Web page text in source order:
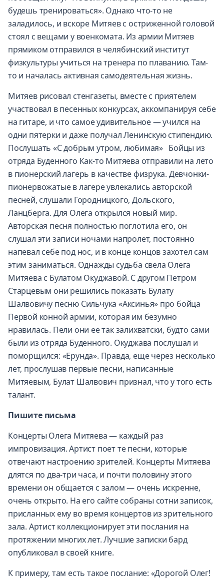
будешь тренироваться». Однако что-то не
заладилось, и вскоре Митяев с остриженной головой
стоял с вещами у военкомата. Из армии Митяев
прямиком отправился в челябинский институт
физкультуры учиться на тренера по плаванию. Там-
то и началась активная самодеятельная жизнь.
Митяев рисовал стенгазеты, вместе с приятелем
участвовал в песенных конкурсах, аккомпанируя себе
на гитаре, и что самое удивительное — учился на
одни пятерки и даже получал Ленинскую стипендию.
Послушать «С добрым утром, любимая» Бойцы из
отряда Буденного Как-то Митяева отправили на лето
в пионерский лагерь в качестве физрука. Девчонки-
пионервожатые в лагере увлекались авторской
песней, слушали Городницкого, Дольского,
Ланцберга. Для Олега открылся новый мир.
Авторская песня полностью поглотила его, он
слушал эти записи ночами напролет, постоянно
напевал себе под нос, и в конце концов захотел сам
этим заниматься. Однажды судьба свела Олега
Митяева с Булатом Окуджавой. С другом Петром
Старцевым они решились показать Булату
Шалвовичу песню Сильчука «Аксинья» про бойца
Первой конной армии, которая им безумно
нравилась. Пели они ее так залихватски, будто сами
были из отряда Буденного. Окуджава послушал и
поморщился: «Ерунда». Правда, еще через несколько
лет, прослушав первые песни, написанные
Митяевым, Булат Шалвович признал, что у того есть
талант.
Пишите письма
Концерты Олега Митяева — каждый раз
импровизация. Артист поет те песни, которые
отвечают настроению зрителей. Концерты Митяева
длятся по два-три часа, и почти половину этого
времени он общается с залом — очень искренне,
очень открыто. На его сайте собраны сотни записок,
присланных ему во время концертов из зрительного
зала. Артист коллекционирует эти послания на
протяжении многих лет. Лучшие записки бард
опубликовал в своей книге.
К примеру, там есть такое послание: «Дорогой Олег!